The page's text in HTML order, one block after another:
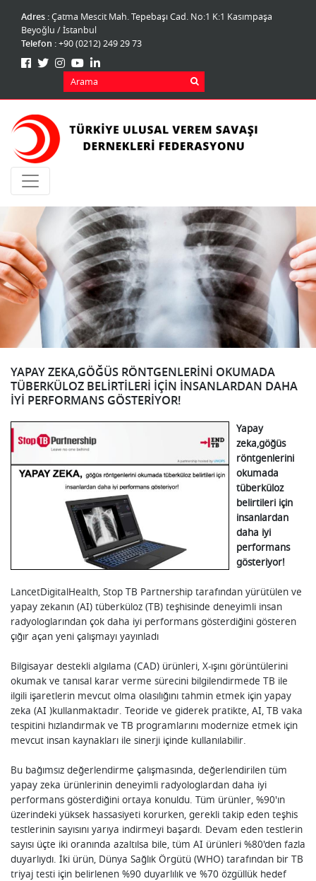
Adres :Çatma Mescit Mah. Tepebaşı Cad. No:1 K:1 Kasımpaşa
Beyoğlu / İstanbul
Telefon :+90 (0212) 249 29 73
YAPAY ZEKA,GÖĞÜS RÖNTGENLERINI OKUMADA
TÜBERKÜLOZ BELIRTILERI IÇIN INSANLARDAN DAHA
IYI PERFORMANS GÖSTERIYOR!
Yapay
zeka,göğüs
röntgenlerini
okumada
tüberküloz
belirtileri için
insanlardan
daha iyi
performans
gösteriyor!
LancetDigitalHealth, Stop TB Partnership tarafından yürütülen ve
yapay zekanın (AI) tüberküloz (TB) teşhisinde deneyimli insan
radyologlarından çok daha iyi performans gösterdiğini gösteren
çığır açan yeni çalışmayı yayınladı
Bilgisayar destekli algılama (CAD) ürünleri, X-ışını görüntülerini
okumak ve tanısal karar verme sürecini bilgilendirmede TB ile
ilgili işaretlerin mevcut olma olasılığını tahmin etmek için yapay
zeka (AI )kullanmaktadır. Teoride ve giderek pratikte, AI, TB vaka
tespitini hızlandırmak ve TB programlarını modernize etmek için
mevcut insan kaynakları ile sinerji içinde kullanılabilir.
Bu bağımsız değerlendirme çalışmasında, değerlendirilen tüm
yapay zeka ürünlerinin deneyimli radyologlardan daha iyi
performans gösterdiğini ortaya konuldu. Tüm ürünler, %90'ın
üzerindeki yüksek hassasiyeti korurken, gerekli takip eden teşhis
testlerinin sayısını yarıya indirmeyi başardı. Devam eden testlerin
sayısı üçte iki oranında azaltılsa bile, tüm AI ürünleri %80'den fazla
duyarlıydı. İki ürün, Dünya Sağlık Örgütü (WHO) tarafından bir TB
triyaj testi için belirlenen %90 duyarlılık ve %70 özgüllük hedef